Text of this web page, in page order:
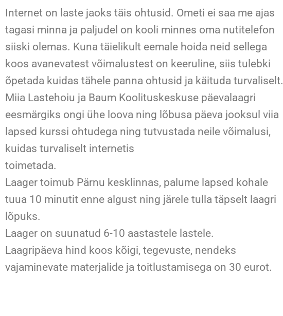
Internet on laste jaoks täis ohtusid. Ometi ei saa me ajas
tagasi minna ja paljudel on kooli minnes oma nutitelefon
siiski olemas. Kuna täielikult eemale hoida neid sellega
koos avanevatest võimalustest on keeruline, siis tulebki
õpetada kuidas tähele panna ohtusid ja käituda turvaliselt.
Miia Lastehoiu ja Baum Koolituskeskuse päevalaagri
eesmärgiks ongi ühe loova ning lõbusa päeva jooksul viia
lapsed kurssi ohtudega ning tutvustada neile võimalusi,
kuidas turvaliselt internetis
toimetada.
Laager toimub Pärnu kesklinnas, palume lapsed kohale
tuua 10 minutit enne algust ning järele tulla täpselt laagri
lõpuks.
Laager on suunatud 6-10 aastastele lastele.
Laagripäeva hind koos kõigi, tegevuste, nendeks
vajaminevate materjalide ja toitlustamisega on 30 eurot.